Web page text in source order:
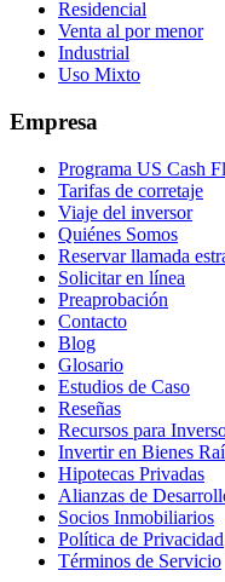
Residencial
Venta al por menor
Industrial
Uso Mixto
Empresa
Programa US Cash
Tarifas de corretaje
Viaje del inversor
Quiénes Somos
Reservar llamada
Solicitar en línea
Preaprobación
Contacto
Blog
Glosario
Estudios de Caso
Reseñas
Recursos para
Invertir en Bienes
Hipotecas Privadas
Alianzas de
Socios Inmobiliarios
Política de Privacidad
Términos de Servicio